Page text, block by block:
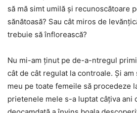
să mă simt umilă și recunoscătoare
sănătoasă? Sau cât miros de
trebuie să înflorească?
Nu mi-am ținut pe de-a-ntregul
cât de cât regulat la controale. Și
meu pe toate femeile să procedeze
prietenele mele s-a luptat câțiva ani